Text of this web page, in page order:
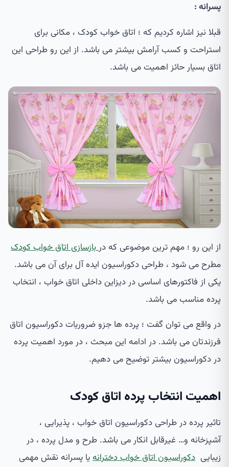
پسرانه :
قبلا نیز اشاره کردیم که ؛ اتاق خواب کودک ، مکانی برای
استراحت و کسب آرامش بیشتر می باشد. از این رو طراحی این
اتاق بسیار حائز اهمیت می باشد.
از این رو ؛ مهم ترین موضوعی که دربازسازی اتاق خواب کودک
مطرح می شود ، طراحی دکوراسیون ایده آل برای آن می باشد.
یکی از فاکتورهای اساسی در دیزاین داخلی اتاق خواب ، انتخاب
پرده مناسب می باشد.
در واقع می توان گفت ؛ پرده ها جزو ضروریات دکوراسیون اتاق
فرزندتان می باشد. در ادامه این مبحث ، در مورد اهمیت پرده
در دکوراسیون بیشتر توضیح می دهیم.
اهمیت انتخاب پرده اتاق کودک
تاثیر پرده در طراحی دکوراسیون اتاق خواب ، پذیرایی ،
آشپزخانه و… غیرقابل انکار می باشد. طرح و مدل پرده ، در
زیبایی دکوراسیون اتاق خواب دخترانهیا پسرانه نقش مهمی